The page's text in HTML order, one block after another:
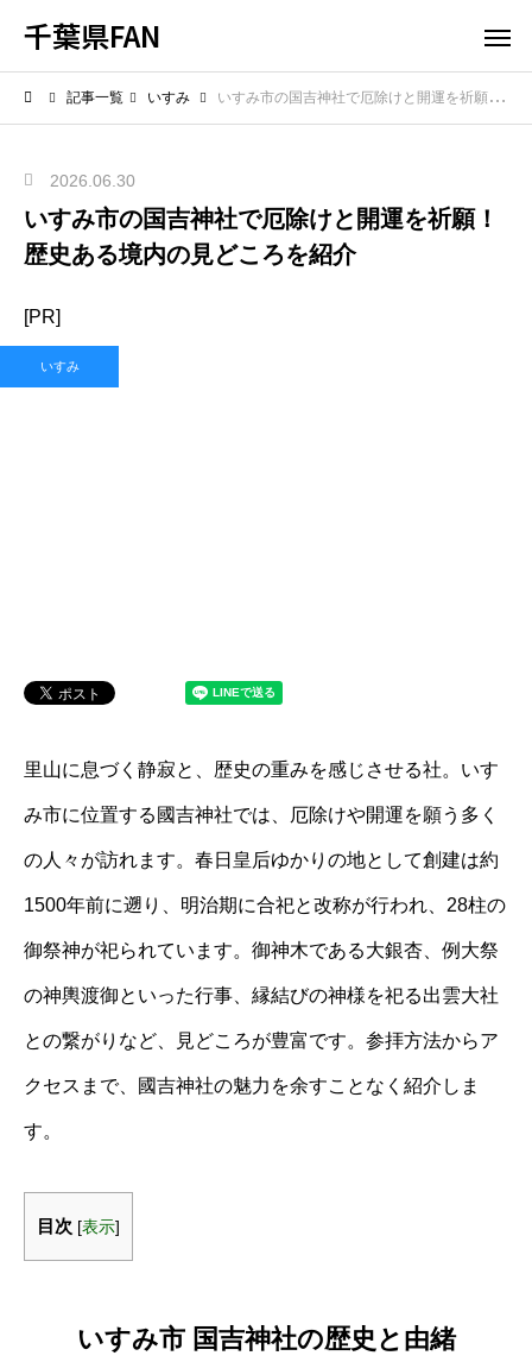
千葉県FAN
記事一覧 いすみ いすみ市の国吉神社で厄除けと開運を祈願！歴史ある境内の見どころを紹介
2026.06.30
いすみ市の国吉神社で厄除けと開運を祈願！
歴史ある境内の見どころを紹介
[PR]
いすみ
里山に息づく静寂と、歴史の重みを感じさせる社。いす
み市に位置する國吉神社では、厄除けや開運を願う多く
の人々が訪れます。春日皇后ゆかりの地として創建は約
1500年前に遡り、明治期に合祀と改称が行われ、28柱の
御祭神が祀られています。御神木である大銀杏、例大祭
の神輿渡御といった行事、縁結びの神様を祀る出雲大社
との繋がりなど、見どころが豊富です。参拝方法からア
クセスまで、國吉神社の魅力を余すことなく紹介しま
す。
目次 [表示]
いすみ市 国吉神社の歴史と由緒